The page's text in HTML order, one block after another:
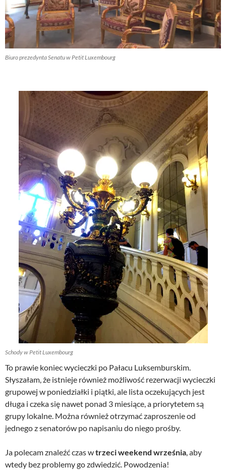
Biuro prezedynta Senatu w Petit Luxembourg
Schody w Petit Luxembourg
To prawie koniec wycieczki po Pałacu Luksemburskim.
Słyszałam, że istnieje również możliwość rezerwacji wycieczki
grupowej w poniedziałki i piątki, ale lista oczekujących jest
długa i czeka się nawet ponad 3 miesiące, a priorytetem są
grupy lokalne. Można również otrzymać zaproszenie od
jednego z senatorów po napisaniu do niego prośby.
Ja polecam znaleźć czas wtrzeci weekend września, aby
wtedy bez problemy go zdwiedzić. Powodzenia!